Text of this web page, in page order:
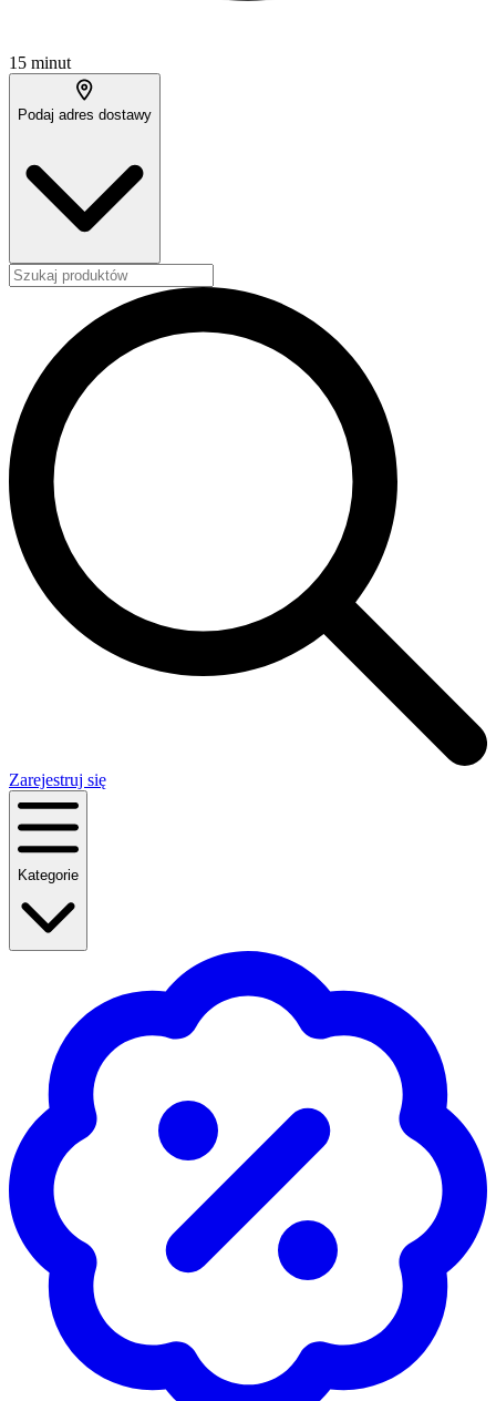
15 minut
Podaj adres dostawy
Zarejestruj się
Kategorie